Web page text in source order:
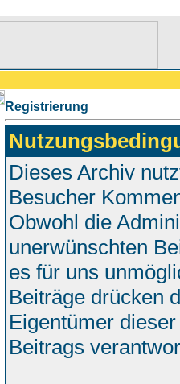
Registrierung
Dieses Archiv
Besucher
Obwohl die
unerwünschten
es für uns
Beiträge drücken
Eigentümer
Beitrags